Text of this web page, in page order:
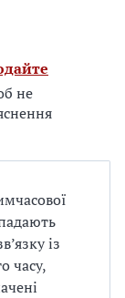
не
із
часу,